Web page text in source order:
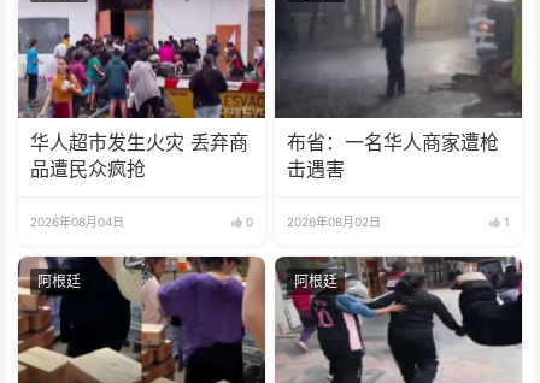
华人超市发生火灾 丢弃商
品遭民众疯抢
2026年08月04日 0
布省：一名华人商家遭枪
击遇害
2026年08月02日 1
阿根廷 阿根廷